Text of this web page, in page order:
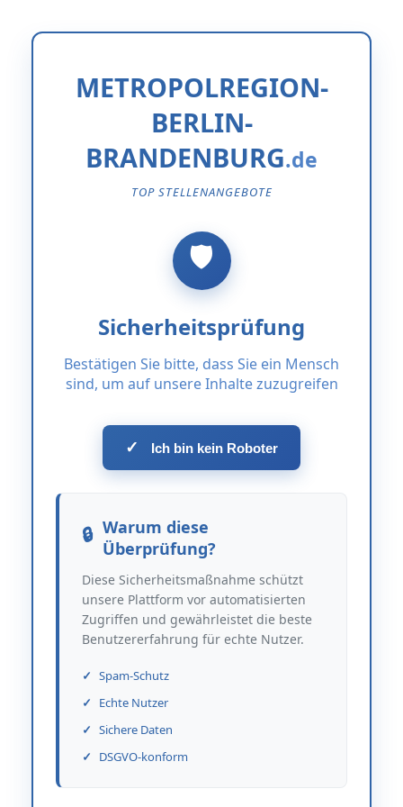
METROPOLREGION-
BERLIN-
BRANDENBURG
TOP STELLENANGEBOTE
Sicherheitsprüfung
Bestätigen Sie bitte, dass Sie ein Mensch
sind, um auf unsere Inhalte zuzugreifen
✓ Ich bin kein Roboter
Warum diese
Überprüfung?
Diese Sicherheitsmaßnahme schützt
unsere Plattform vor automatisierten
Zugriffen und gewährleistet die beste
Benutzererfahrung für echte Nutzer.
Spam-Schutz
Echte Nutzer
Sichere Daten
DSGVO-konform